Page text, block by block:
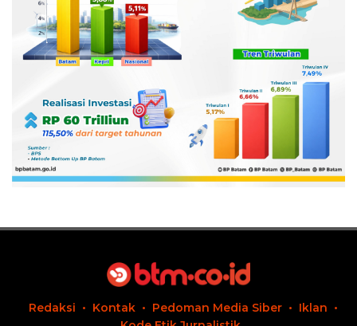
Redaksi Kontak Pedoman Media Siber
Iklan